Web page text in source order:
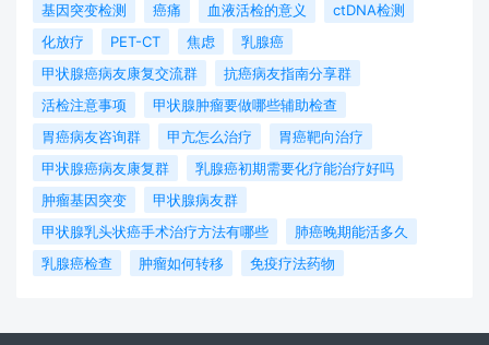
基因突变检测
癌痛 血液活检的意义
ctDNA检测
化放疗
PET-CT 焦虑
乳腺癌
甲状腺癌病友康复交流群
抗癌病友指南分享群
活检注意事项
甲状腺肿瘤要做哪些辅助检查
胃癌病友咨询群
甲亢怎么治疗
胃癌靶向治疗
甲状腺癌病友康复群
乳腺癌初期需要化疗能治疗好吗
肿瘤基因突变
甲状腺病友群
甲状腺乳头状癌手术治疗方法有哪些
肺癌晚期能活多久
乳腺癌检查
肿瘤如何转移 免疫疗法药物